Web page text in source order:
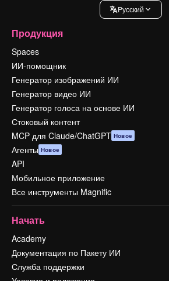
Pусский
Продукция
Spaces
ИИ-помощник
Генератор изображений ИИ
Генератор видео ИИ
Генератор голоса на основе ИИ
Стоковый контент
MCP для Claude/ChatGPT Новое
Агенты Новое
API
Мобильное приложение
Все инструменты Magnific
Начать
Academy
Документация по Пакету ИИ
Служба поддержки